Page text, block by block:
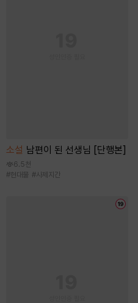
소설 남편이 된 선생님 [단행본]
6.5천
#현대물 #사제지간